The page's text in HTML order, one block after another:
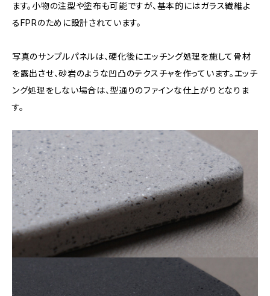
ます。小物の注型や塗布も可能ですが、基本的にはガラス繊維よ
るFPRのために設計されています。
写真のサンプルパネルは、硬化後にエッチング処理を施して骨材
を露出させ、砂岩のような凹凸のテクスチャを作っています。エッチ
ング処理をしない場合は、型通りのファインな仕上がりとなりま
す。